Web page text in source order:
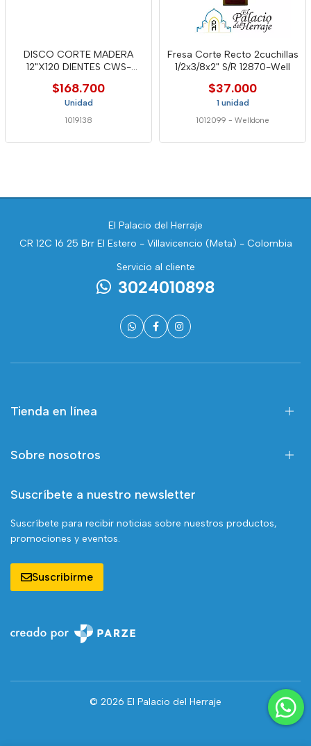
DISCO CORTE MADERA
12"X120 DIENTES CWS-
$168.700
Unidad
1019138
Fresa Corte Recto 2cuchillas
1/2x3/8x2" S/R 12870-Well
$37.000
1 unidad
1012099 - Welldone
El Palacio del Herraje
CR 12C 16 25 Brr El Estero - Villavicencio (Meta) - Colombia
Servicio al cliente
3024010898
Tienda en línea
Sobre nosotros
Suscríbete a nuestro newsletter
Suscríbete para recibir noticias sobre nuestros productos,
promociones y eventos.
Suscribirme
© 2026 El Palacio del Herraje